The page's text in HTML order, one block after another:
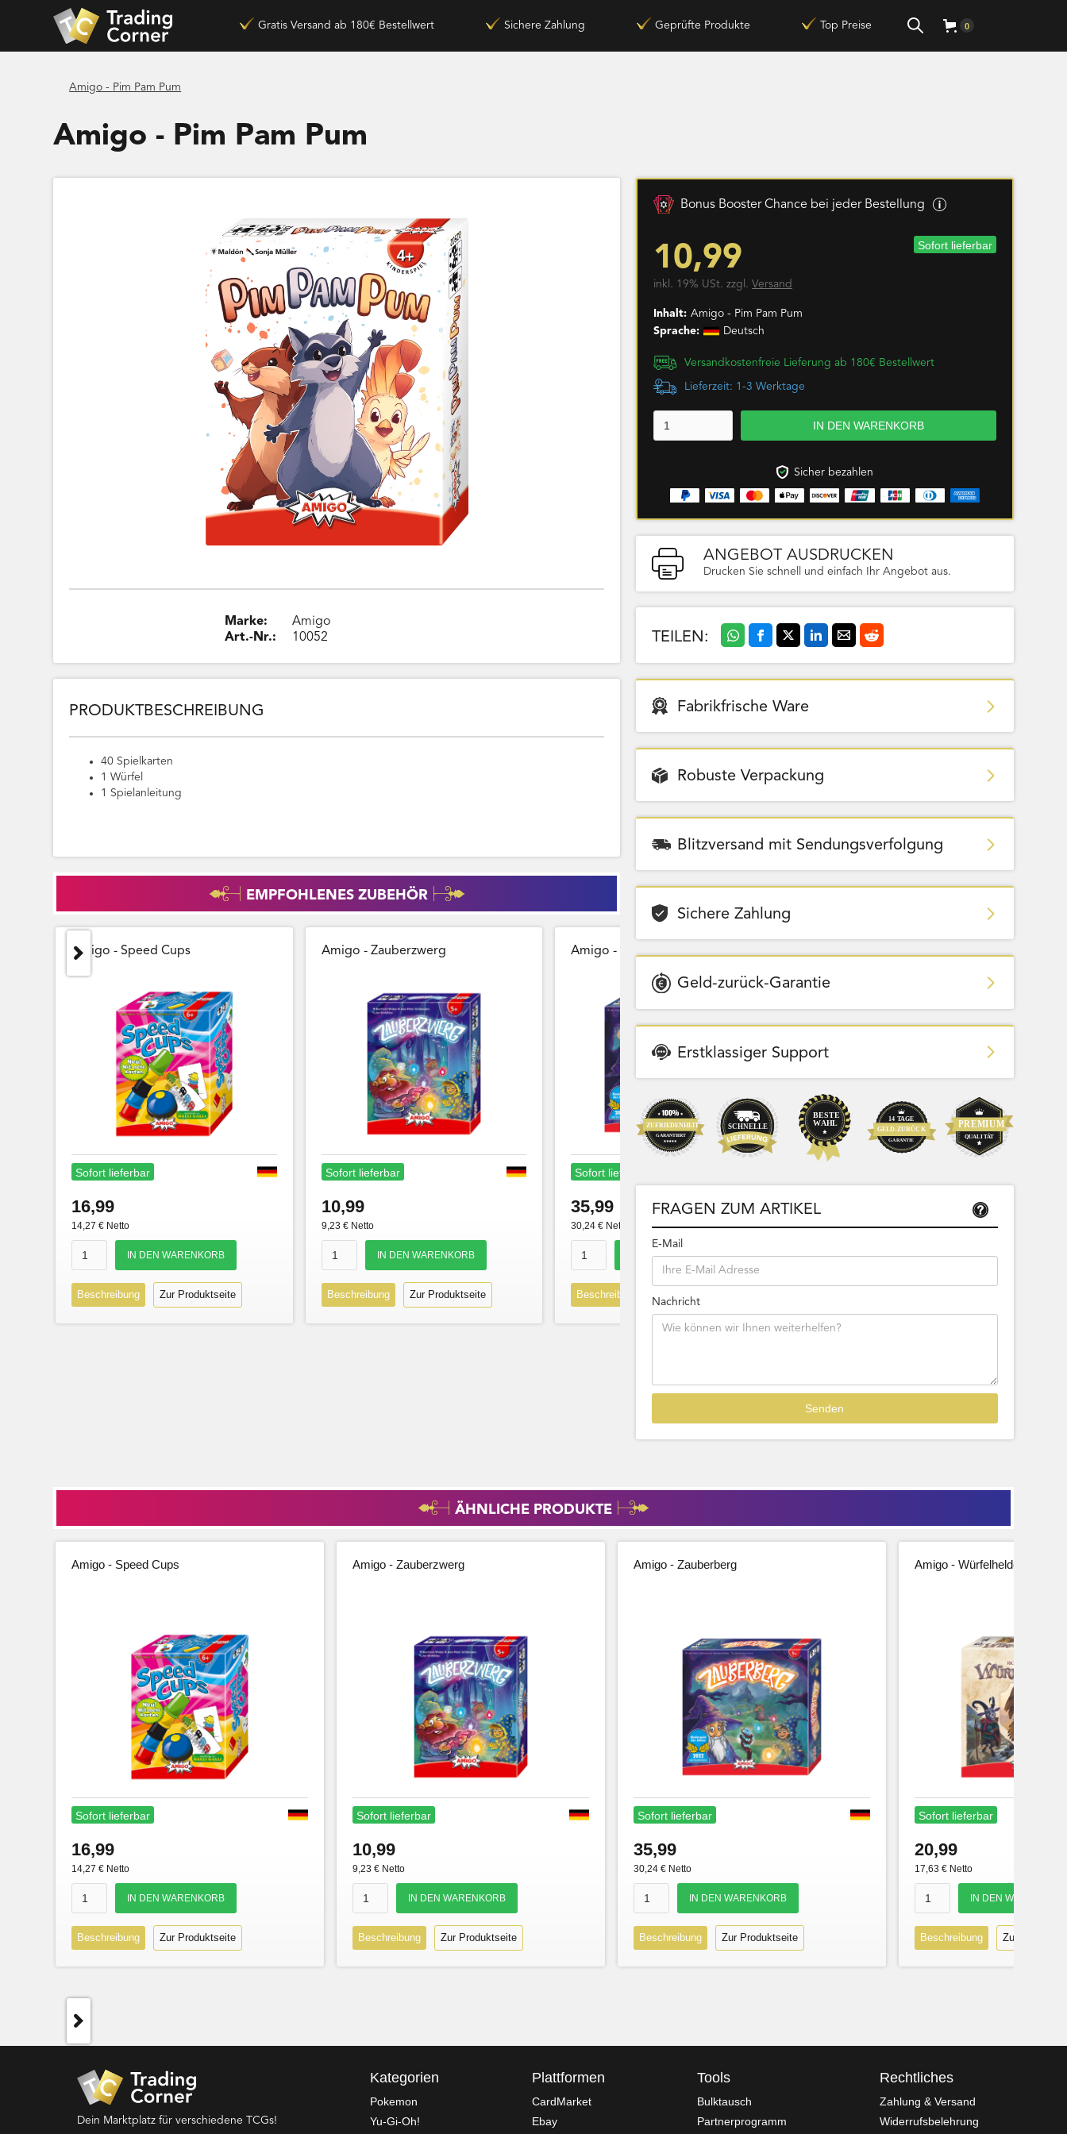
Gratis Versand ab 180€ Bestellwert Sichere Zahlung Geprüfte Produkte Top Preise 0
Amigo - Pim Pam Pum
Amigo - Pim Pam Pum
Marke:
Art.-Nr.:
Amigo
10052
Bonus Booster Chance bei jeder Bestellung
10,99 Sofort lieferbar
inkl. 19% USt. zzgl. Versand
Inhalt: Amigo - Pim Pam Pum
Sprache:
Deutsch
Versandkostenfreie Lieferung ab 180€ Bestellwert
Lieferzeit: 1-3 Werktage
Sicher bezahlen
ANGEBOT AUSDRUCKEN
Drucken Sie schnell und einfach Ihr Angebot aus.
TEILEN:
PRODUKTBESCHREIBUNG
40 Spielkarten
1 Würfel
1 Spielanleitung
EMPFOHLENES ZUBEHÖR
Amigo - Speed Cups
Sofort lieferbar
16,99
14,27 € Netto
Beschreibung Zur Produktseite
Amigo - Zauberzwerg
Sofort lieferbar
10,99
9,23 € Netto
Beschreibung Zur Produktseite
Amigo - Zauberberg
Sofort lieferbar
35,99
30,24 € Netto
Beschreibung Zur Produktseite
17,63 € Netto
Fabrikfrische Ware
Robuste Verpackung
Blitzversand mit Sendungsverfolgung
Sichere Zahlung
Geld-zurück-Garantie
Erstklassiger Support
FRAGEN ZUM ARTIKEL
E-Mail
Nachricht
ÄHNLICHE PRODUKTE
Amigo - Speed Cups
Sofort lieferbar
16,99
14,27 € Netto
Beschreibung Zur Produktseite
Amigo - Zauberzwerg
Sofort lieferbar
10,99
9,23 € Netto
Beschreibung Zur Produktseite
Amigo - Zauberberg
Sofort lieferbar
35,99
30,24 € Netto
Beschreibung Zur Produktseite
Amigo - Würfelhelden
Sofort lieferbar
20,99
17,63 € Netto
Beschreibung Zur
Dein Marktplatz für verschiedene TCGs!
Kategorien
Pokemon
Yu-Gi-Oh!
Plattformen
CardMarket
Ebay
Tools
Bulktausch
Partnerprogramm
Rechtliches
Zahlung & Versand
Widerrufsbelehrung